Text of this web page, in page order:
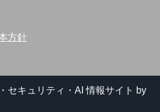
方針
セキュリティ・AI 情報サイト by